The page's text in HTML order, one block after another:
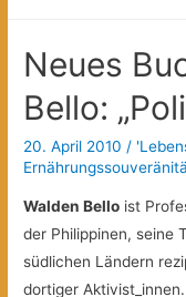
Neues
Bello:
20. April 2010 /
Walden Bello ist
der Philippinen, seine
südlichen Ländern
dortiger